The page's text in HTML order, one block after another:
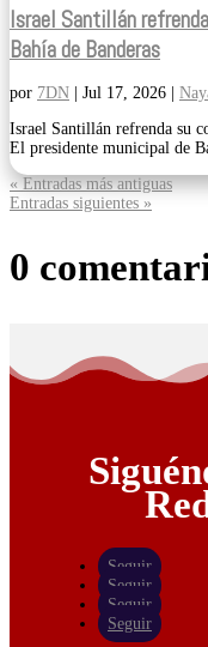
Israel Santillán
Bahía de Banderas
por 7DN Jul 17, 2026
Israel Santillán refrenda su
El presidente municipal de
« Entradas más antiguas
Entradas siguientes »
0
Seguir
Seguir
Seguir
Seguir